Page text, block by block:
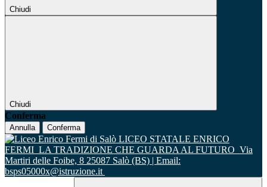
Chiudi
Chiudi
Conferma
Annulla Conferma
LICEO STATALE ENRICO
FERMI LA TRADIZIONE CHE GUARDA AL FUTURO Via
Martiri delle Foibe, 8 25087 Salò (BS) | Email:
bsps05000x@istruzione.it